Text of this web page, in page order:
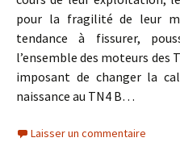
pour la fragilité de leur
tendance à fissurer,
l’ensemble des moteurs des
imposant de changer la
naissance au TN4 B…
Laisser un commentaire